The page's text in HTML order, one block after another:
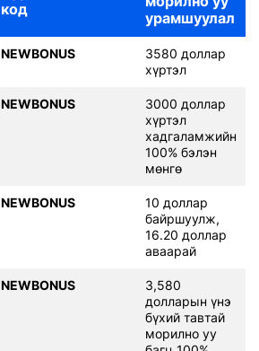
код
урамшуулал
NEWBONUS
3580 доллар
хүртэл
NEWBONUS
3000 доллар
хүртэл
хадгаламжийн
100% бэлэн
мөнгө
NEWBONUS
10 доллар
байршуулж,
16.20 доллар
аваарай
NEWBONUS
3,580
долларын үнэ
бүхий тавтай
морилно уу